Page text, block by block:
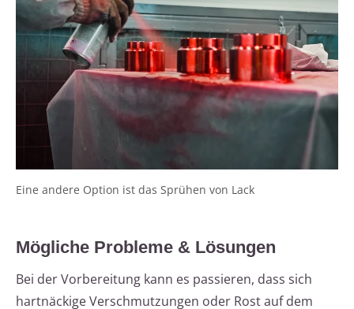
Eine andere Option ist das Sprühen von Lack
Mögliche Probleme & Lösungen
Bei der Vorbereitung kann es passieren, dass sich
hartnäckige Verschmutzungen oder Rost auf dem